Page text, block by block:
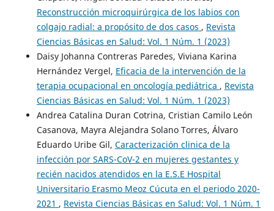
Reconstrucción microquirúrgica de los labios con
colgajo radial: a propósito de dos casos , Revista
Ciencias Básicas en Salud: Vol. 1 Núm. 1 (2023)
Daisy Johanna Contreras Paredes, Viviana Karina
Hernández Vergel, Eficacia de la intervención de la
terapia ocupacional en oncología pediátrica , Revista
Ciencias Básicas en Salud: Vol. 1 Núm. 1 (2023)
Andrea Catalina Duran Cotrina, Cristian Camilo León
Casanova, Mayra Alejandra Solano Torres, Álvaro
Eduardo Uribe Gil, Caracterización clinica de la
infección por SARS-CoV-2 en mujeres gestantes y
recién nacidos atendidos en la E.S.E Hospital
Universitario Erasmo Meoz Cúcuta en el periodo 2020-
2021 , Revista Ciencias Básicas en Salud: Vol. 1 Núm. 1